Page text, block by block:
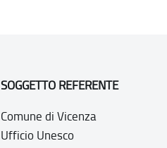
SOGGETTO REFERENTE
Comune di Vicenza
Ufficio Unesco